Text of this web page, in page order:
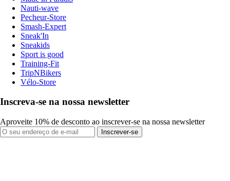
Nauti-wave
Pecheur-Store
Smash-Expert
Sneak'In
Sneakids
Sport is good
Training-Fit
TripNBikers
Vélo-Store
Inscreva-se na nossa newsletter
Aproveite 10% de desconto ao inscrever-se na nossa newsletter
Inscrever-se